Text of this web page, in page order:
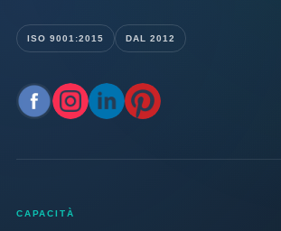
ISO 9001:2015 DAL 2012
CAPACITÀ